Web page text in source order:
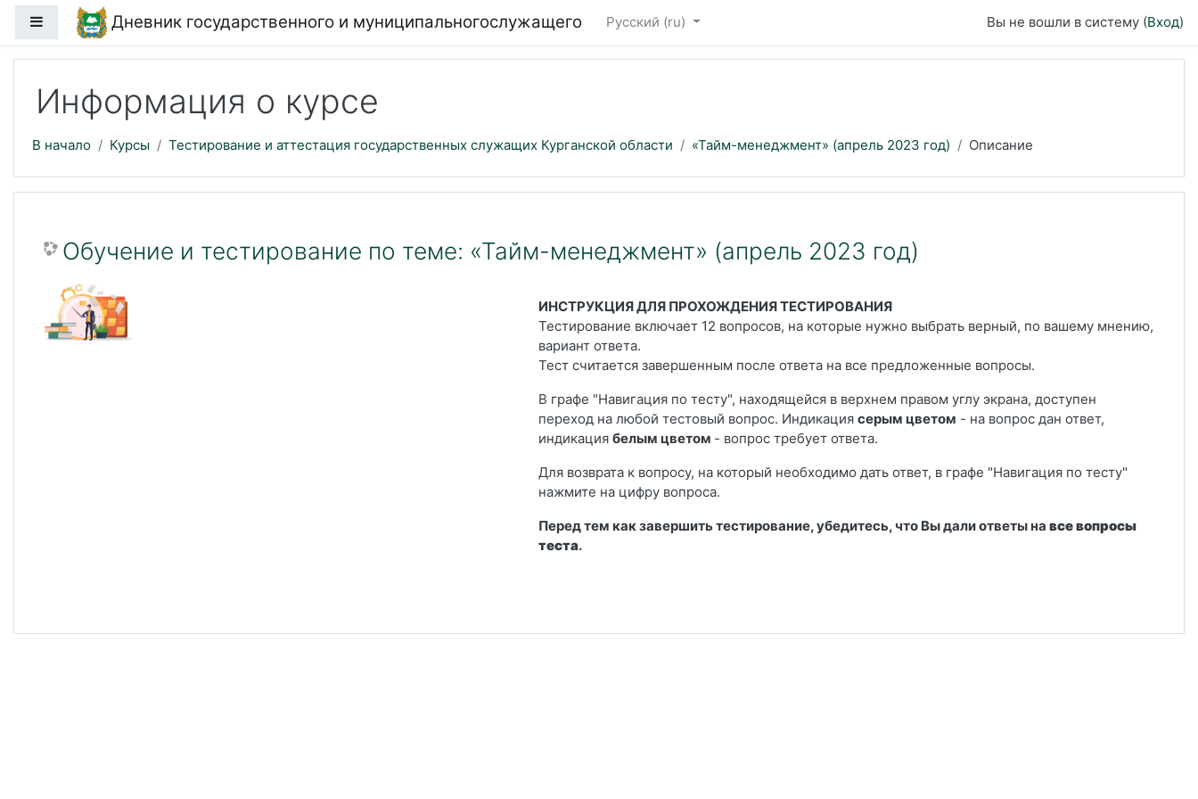
Перейти к основному содержанию
Боковая панельДневник государственного и муниципальногослужащего Русский ‎(ru)‎ Вы не вошли в систему (Вход)
Информация о курсе
В начало Курсы Тестирование и аттестация государственных служащих Курганской области «Тайм-менеджмент» (апрель 2023 год) Описание
Обучение и тестирование по теме: «Тайм-менеджмент» (апрель 2023 год)
ИНСТРУКЦИЯ ДЛЯ ПРОХОЖДЕНИЯ ТЕСТИРОВАНИЯ
Тестирование включает 12 вопросов, на которые нужно выбрать верный, по вашему мнению,
вариант ответа.
Тест считается завершенным после ответа на все предложенные вопросы.
В графе "Навигация по тесту", находящейся в верхнем правом углу экрана, доступен
переход на любой тестовый вопрос. Индикациясерым цветом - на вопрос дан ответ,
индикациябелым цветом - вопрос требует ответа.
Для возврата к вопросу, на который необходимо дать ответ, в графе "Навигация по тесту"
нажмите на цифру вопроса.
Перед тем как завершить тестирование, убедитесь, что Вы дали ответы навсе вопросы
теста.